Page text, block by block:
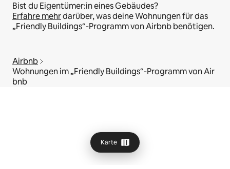
Karte
Bist du Eigentümer:in eines Gebäudes?
Erfahre mehrdarüber, was deine Wohnungen für das
„Friendly Buildings“-Programm von Airbnb benötigen.
Airbnb
Wohnungen im „Friendly Buildings“-Programm von Air
bnb